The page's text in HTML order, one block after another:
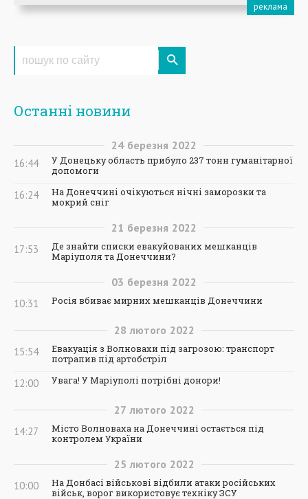
Останні новини
24 березня 2022
16:44
У Донецьку область прибуло 237 тонн гуманітарної
допомоги
16:24
На Донеччині очікуються нічні заморозки та
мокрий сніг
21 березня 2022
17:53
Де знайти списки евакуйованих мешканців
Маріуполя та Донеччини?
03 березня 2022
10:31 Росія вбиває мирних мешканців Донеччини
28 лютого 2022
15:54
Евакуація з Волновахи під загрозою: транспорт
потрапив під артобстріл
12:00 Увага! У Маріуполі потрібні донори!
27 лютого 2022
14:27
Місто Волноваха на Донеччині остається під
контролем України
25 лютого 2022
10:00
На Донбасі військові відбили атаки російських
військ, ворог використовує техніку ЗСУ